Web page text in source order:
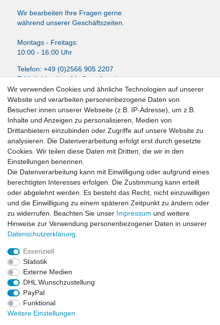
Wir bearbeiten Ihre Fragen gerne
während unserer Geschäftszeiten.
Montags - Freitags:
10:00 - 16:00 Uhr
Telefon: +49 (0)2566 905 2207
E-Mail:LissyInterMo@t-online.de
News-Letter abonieren
VORNAME NACHNAME
E-MAIL **
Newsletter
Honig
Hiermit bestätige ich, dass ich dieDaten­schutz­erklärunggelesen habe. Meine
Einwilligung kann ich jederzeit widerrufen.**
Abonnieren
Impressum
Widerrufs­recht
Wir verwenden Cookies und ähnliche Technologien auf unserer
Website und verarbeiten personenbezogene Daten von
Besucher:innen unserer Webseite (z.B. IP-Adresse), um z.B.
Inhalte und Anzeigen zu personalisieren, Medien von
Drittanbietern einzubinden oder Zugriffe auf unsere Website zu
analysieren. Die Datenverarbeitung erfolgt erst durch gesetzte
Cookies. Wir teilen diese Daten mit Dritten, die wir in den
Einstellungen benennen.
Die Datenverarbeitung kann mit Einwilligung oder aufgrund eines
berechtigten Interesses erfolgen. Die Zustimmung kann erteilt
oder abgelehnt werden. Es besteht das Recht, nicht einzuwilligen
und die Einwilligung zu einem späteren Zeitpunkt zu ändern oder
zu widerrufen. Beachten Sie unser Impressum und weitere
Hinweise zur Verwendung personenbezogener Daten in unserer
Daten­schutz­erklärung
Essenziell
Statistik
Externe Medien
DHL Wunschzustellung
PayPal
Funktional
Weitere Einstellungen